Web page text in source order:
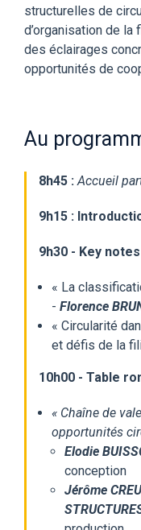
structurelles de
d’organisation de
des éclairages
opportunités de
Au
8h45 : Accueil
9h15 :
9h30 - Key
« La
- Florence
« Circularité
et défis de la
10h00 - Table
« Chaîne de
opportunités
Elodie
conception
Jérôme